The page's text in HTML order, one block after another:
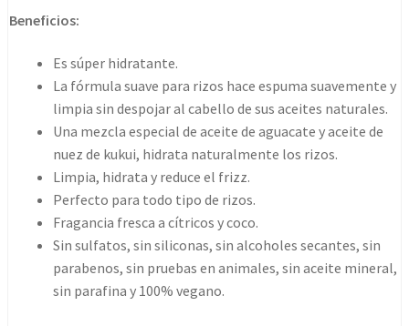
cantidad
Beneficios:
Es súper hidratante.
La fórmula suave para rizos hace espuma suavemente y
limpia sin despojar al cabello de sus aceites naturales.
Una mezcla especial de aceite de aguacate y aceite de
nuez de kukui, hidrata naturalmente los rizos.
Limpia, hidrata y reduce el frizz.
Perfecto para todo tipo de rizos.
Fragancia fresca a cítricos y coco.
Sin sulfatos, sin siliconas, sin alcoholes secantes, sin
parabenos, sin pruebas en animales, sin aceite mineral,
sin parafina y 100% vegano.